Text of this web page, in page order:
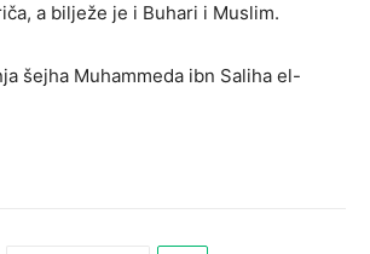
a bilježe je i Buhari i Muslim.
šejha Muhammeda ibn Saliha el-